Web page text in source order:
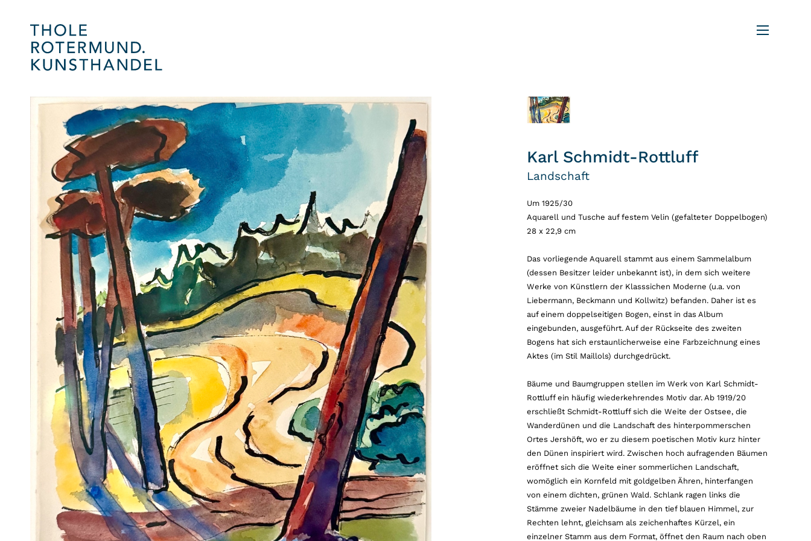
Karl Schmidt-Rottluff
Landschaft
Um 1925/30
Aquarell und Tusche auf festem Velin (gefalteter Doppelbogen)
28 x 22,9 cm
Das vorliegende Aquarell stammt aus einem Sammelalbum
(dessen Besitzer leider unbekannt ist), in dem sich weitere
Werke von Künstlern der Klasssichen Moderne (u.a. von
Liebermann, Beckmann und Kollwitz) befanden. Daher ist es
auf einem doppelseitigen Bogen, einst in das Album
eingebunden, ausgeführt. Auf der Rückseite des zweiten
Bogens hat sich erstaunlicherweise eine Farbzeichnung eines
Aktes (im Stil Maillols) durchgedrückt.
Bäume und Baumgruppen stellen im Werk von Karl Schmidt-
Rottluff ein häufig wiederkehrendes Motiv dar. Ab 1919/20
erschließt Schmidt-Rottluff sich die Weite der Ostsee, die
Wanderdünen und die Landschaft des hinterpommerschen
Ortes Jershöft, wo er zu diesem poetischen Motiv kurz hinter
den Dünen inspiriert wird. Zwischen hoch aufragenden Bäumen
eröffnet sich die Weite einer sommerlichen Landschaft,
womöglich ein Kornfeld mit goldgelben Ähren, hinterfangen
von einem dichten, grünen Wald. Schlank ragen links die
Stämme zweier Nadelbäume in den tief blauen Himmel, zur
Rechten lehnt, gleichsam als zeichenhaftes Kürzel, ein
einzelner Stamm aus dem Format, öffnet den Raum nach oben